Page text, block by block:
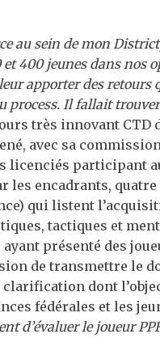
au sein de mon
400 jeunes dans nos
apporter des retours
process. Il fallait
très innovant CTD
avec sa
licenciés participant
les encadrants,
qui listent
tactiques et
présenté des
de transmettre le
dont
fédérales et les
d’évaluer le joueur